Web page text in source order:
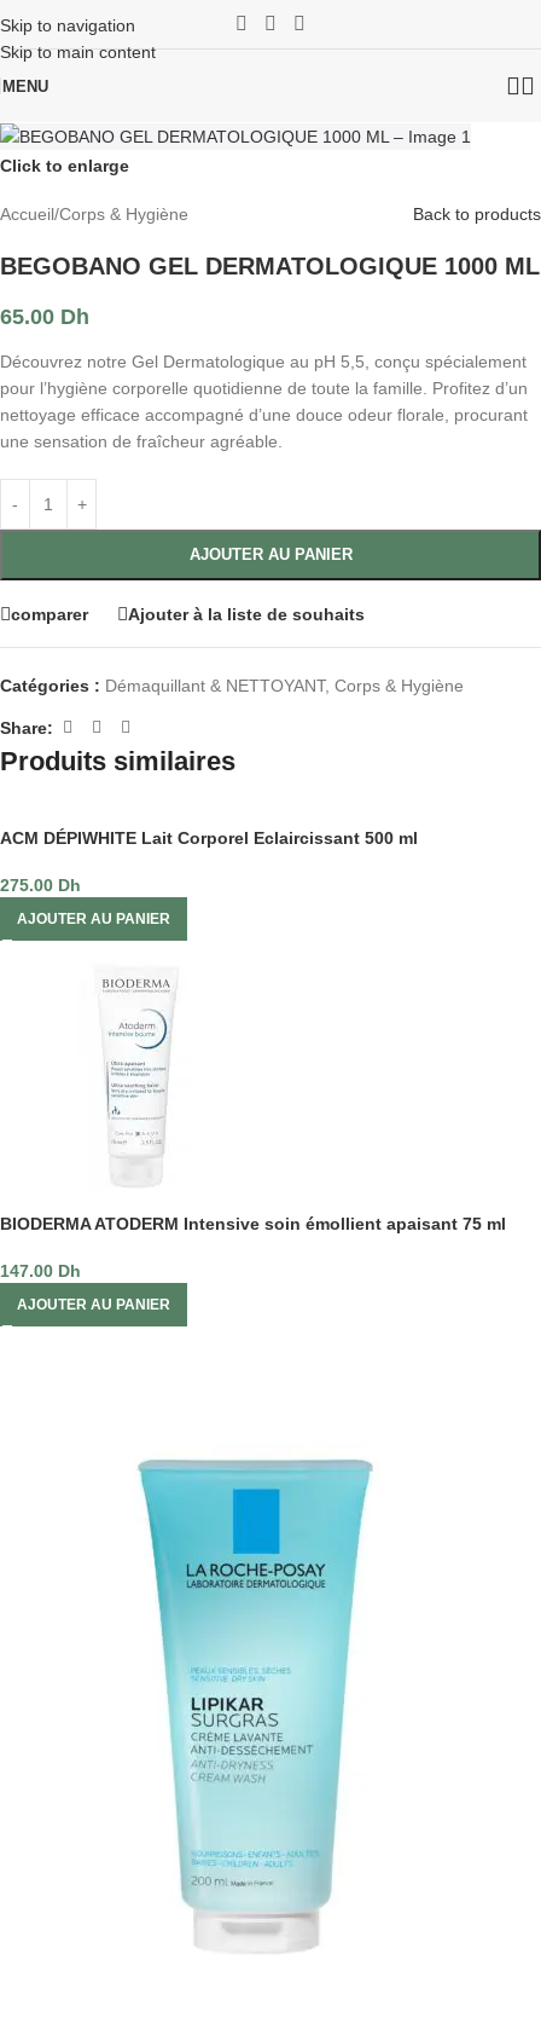
Skip to navigation
Skip to main content
MENU
Click to enlarge
Accueil/Corps & Hygiène Back to products
BEGOBANO GEL DERMATOLOGIQUE 1000 ML
65.00 Dh
Découvrez notre Gel Dermatologique au pH 5,5, conçu spécialement
pour l’hygiène corporelle quotidienne de toute la famille. Profitez d’un
nettoyage efficace accompagné d’une douce odeur florale, procurant
une sensation de fraîcheur agréable.
AJOUTER AU PANIER
comparer Ajouter à la liste de souhaits
Catégories : Démaquillant & NETTOYANT, Corps & Hygiène
Share:
Produits similaires
ACM DÉPIWHITE Lait Corporel Eclaircissant 500 ml
275.00 Dh
AJOUTER AU PANIER
BIODERMA ATODERM Intensive soin émollient apaisant 75 ml
147.00 Dh
AJOUTER AU PANIER